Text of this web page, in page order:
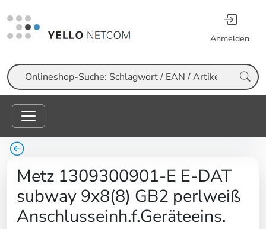
Anmelden
Suche
Metz 1309300901-E E-DAT
subway 9x8(8) GB2 perlweiß
Anschlusseinh.f.Geräteeins.